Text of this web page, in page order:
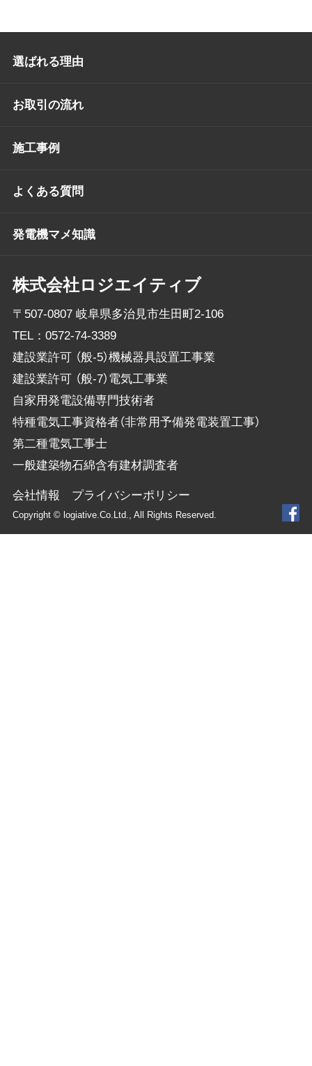
株式会社ロジエイティブ
〒507-0807 岐阜県多治見市生田町2-106
TEL： 0572-74-3389
建設業許可 （般-5）機械器具設置工事業
建設業許可 （般-7）電気工事業
自家用発電設備専門技術者
特種電気工事資格者（非常用予備発電装置工事）
第二種電気工事士
一般建築物石綿含有建材調査者
選ばれる理由
お取引の流れ
施工事例
よくある質問
発電機マメ知識
会社情報 プライバシーポリシー
Copyright © logiative.Co.Ltd., All Rights Reserved.